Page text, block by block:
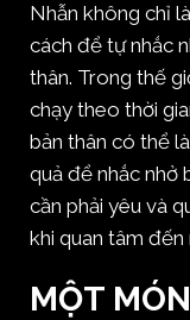
Nhẫn không chỉ
cách để tự nhắc
thân. Trong thế
chạy theo thời
bản thân có thể
quả để nhắc nhở
cần phải yêu và
khi quan tâm đến
MỘT